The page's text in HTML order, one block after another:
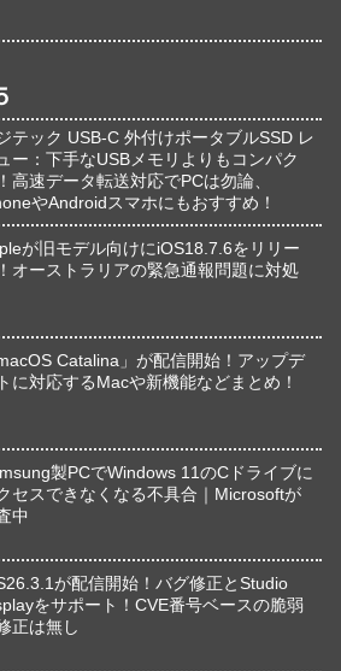
テック USB-C 外付けポータブルSSD レ
ー：下手なUSBメモリよりもコンパク
高速データ転送対応でPCは勿論、
やAndroidスマホにもおすすめ！
が旧モデル向けにiOS18.7.6をリリー
オーストラリアの緊急通報問題に対処
macOS Catalina」が配信開始！アップデ
に対応するMacや新機能などまとめ！
製PCでWindows 11のCドライブに
セスできなくなる不具合｜Microsoftが
中
が配信開始！バグ修正とStudio
をサポート！CVE番号ベースの脆弱
正は無し